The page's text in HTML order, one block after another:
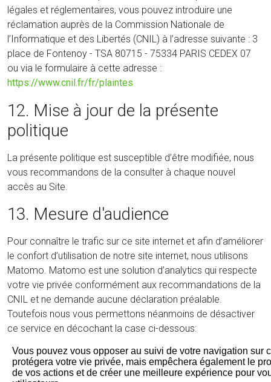
légales et réglementaires, vous pouvez introduire une
réclamation auprès de la Commission Nationale de
l’Informatique et des Libertés (CNIL) à l’adresse suivante : 3
place de Fontenoy - TSA 80715 - 75334 PARIS CEDEX 07
ou via le formulaire à cette adresse :
https://www.cnil.fr/fr/plaintes
12. Mise à jour de la présente
politique
La présente politique est susceptible d’être modifiée, nous
vous recommandons de la consulter à chaque nouvel
accès au Site.
13. Mesure d'audience
Pour connaître le trafic sur ce site internet et afin d’améliorer
le confort d’utilisation de notre site internet, nous utilisons
Matomo. Matomo est une solution d’analytics qui respecte
votre vie privée conformément aux recommandations de la
CNIL et ne demande aucune déclaration préalable.
Toutefois nous vous permettons néanmoins de désactiver
ce service en décochant la case ci-dessous: